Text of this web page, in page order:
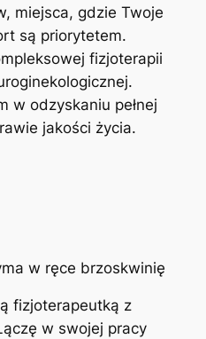
miejsca, gdzie Twoje
są priorytetem.
fizjoterapii
w odzyskaniu pełnej
jakości życia.
fizjoterapeutką z
w swojej pracy